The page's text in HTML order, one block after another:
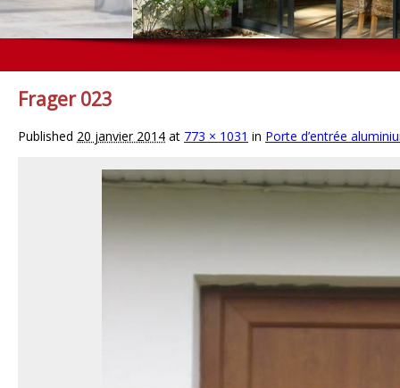
Frager 023
Published 20 janvier 2014 at 773 × 1031 in Porte d’entrée